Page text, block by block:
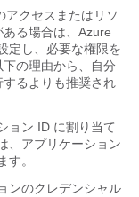
アクセスまたはリソ
る場合は、Azure
定し、必要な権限を
の理由から、自分
るよりも推奨され
ョン ID に割り当て
、アプリケーション
。
ンのクレデンシャル